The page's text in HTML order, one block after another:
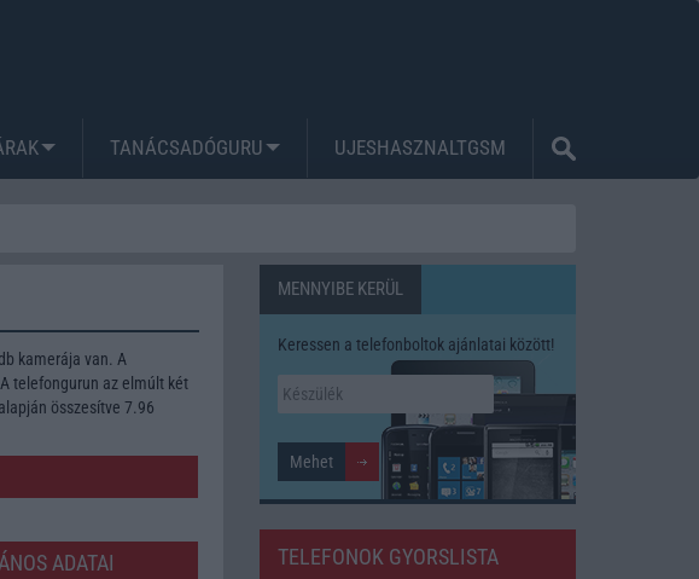
TANÁCSADÓGURU UJESHASZNALTGSM
kamerája van. A
telefongurun az elmúlt két
összesítve 7.96
ADATAI
MENNYIBE KERÜL
Keressen a telefonboltok ajánlatai között!
TELEFONOK GYORSLISTA